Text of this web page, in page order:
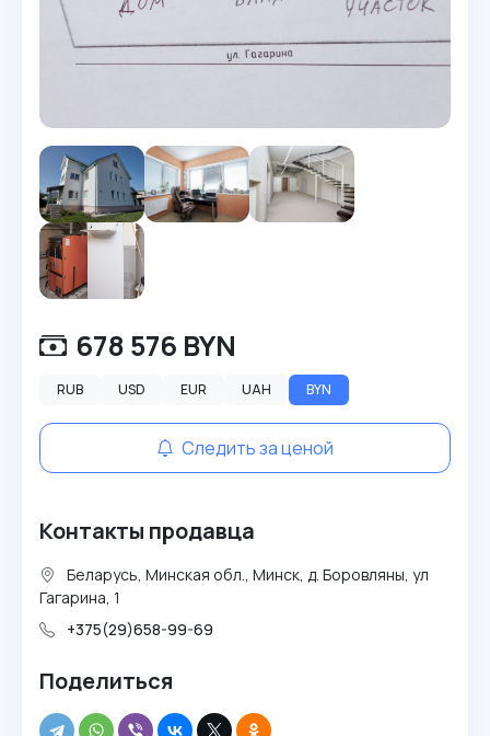
678 576 BYN
RUB USD EUR UAH BYN
Следить за ценой
Контакты продавца
Беларусь, Минская обл., Минск, д. Боровляны, ул
Гагарина, 1
+375(29)658-99-69
Поделиться